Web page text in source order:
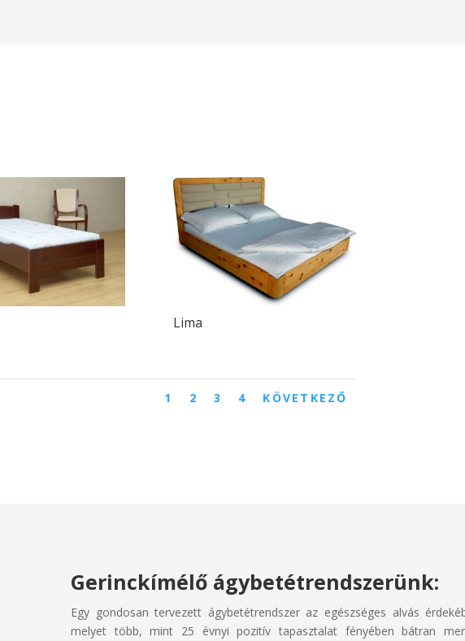
Lima
1 2 3 4 KÖVETKEZŐ
Gerinckímélő ágybetétrendszerünk:
Egy gondosan tervezett ágybetétrendszer az egészséges alvás
melyet több, mint 25 évnyi pozitív tapasztalat fényében bátran